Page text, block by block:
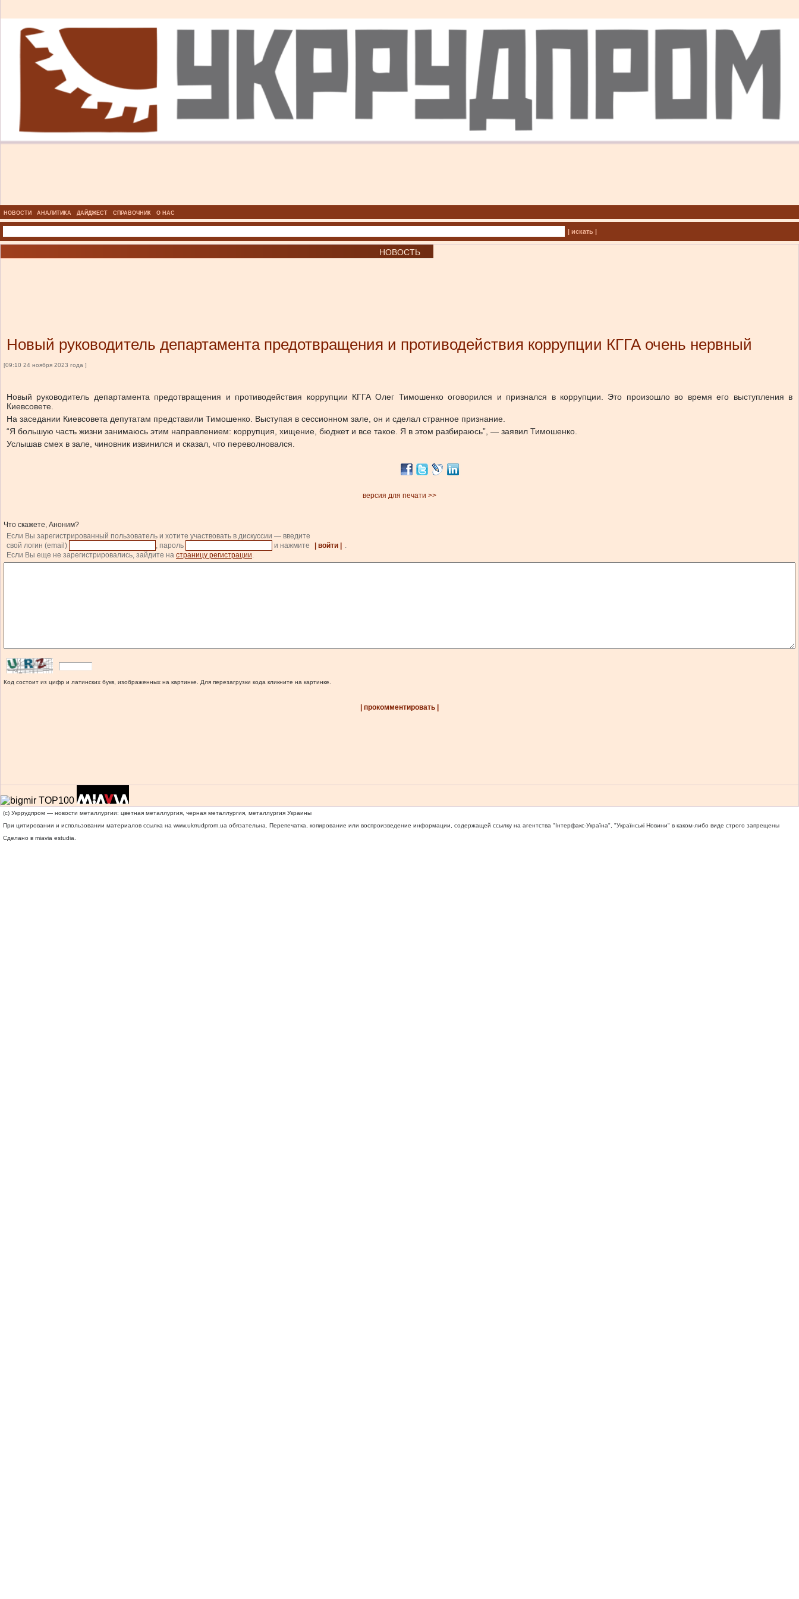
НОВОСТИ АНАЛИТИКА ДАЙДЖЕСТ СПРАВОЧНИК О НАС
| искать |
НОВОСТЬ
Новый руководитель департамента предотвращения и противодействия коррупции КГГА очень нервный
[09:10 24 ноября 2023 года ]
Новый руководитель департамента предотвращения и противодействия коррупции КГГА Олег Тимошенко оговорился и признался в коррупции. Это произошло во время его выступления в
Киевсовете.
На заседании Киевсовета депутатам представили Тимошенко. Выступая в сессионном зале, он и сделал странное признание.
“Я большую часть жизни занимаюсь этим направлением: коррупция, хищение, бюджет и все такое. Я в этом разбираюсь”, — заявил Тимошенко.
Услышав смех в зале, чиновник извинился и сказал, что переволновался.
версия для печати >>
Что скажете, Аноним?
Если Вы зарегистрированный пользователь и хотите участвовать в дискуссии — введите
свой логин (email)
, пароль и нажмите | войти |
.
Если Вы еще не зарегистрировались, зайдите на страницу регистрации.
Код состоит из цифр и латинских букв, изображенных на картинке. Для перезагрузки кода кликните на картинке.
| прокомментировать |
(c) Укррудпром — новости металлургии: цветная металлургия, черная металлургия, металлургия Украины
При цитировании и использовании материалов ссылка на www.ukrrudprom.ua обязательна. Перепечатка, копирование или воспроизведение информации, содержащей ссылку на агентства "Iнтерфакс-Україна", "Українськi Новини" в каком-либо виде строго запрещены
Сделано в miavia estudia.